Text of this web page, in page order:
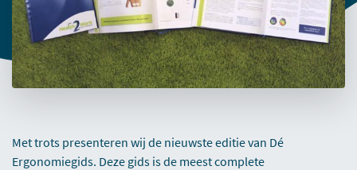
Met trots presenteren wij de nieuwste editie van Dé
Ergonomiegids. Deze gids is de meest complete